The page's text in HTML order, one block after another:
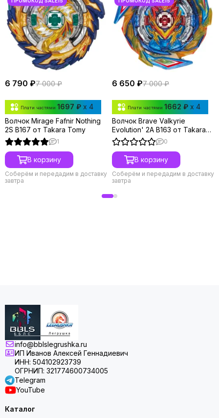
6 790 ₽7 000 ₽
Плати частями 1697 ₽ x 4
Волчок Mirage Fafnir Nothing
2S B167 от Takara Tomy
1
В корзину
Соберём и передадим в доставку
завтра
6 650 ₽7 000 ₽
Плати частями 1662 ₽ x 4
Волчок Brave Valkyrie
Evolution' 2A B163 от Takara
Tomy
0
В корзину
Соберём и передадим в доставку
завтра
info@bblslegrushka.ru
ИП Иванов Алексей Геннадиевич
ИНН: 504102923739
ОГРНИП: 321774600734005
Telegram
YouTube
Каталог